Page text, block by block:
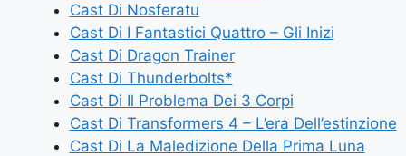
Cast Di Nosferatu
Cast Di I Fantastici Quattro – Gli Inizi
Cast Di Dragon Trainer
Cast Di Thunderbolts*
Cast Di Il Problema Dei 3 Corpi
Cast Di Transformers 4 – L’era Dell’estinzione
Cast Di La Maledizione Della Prima Luna